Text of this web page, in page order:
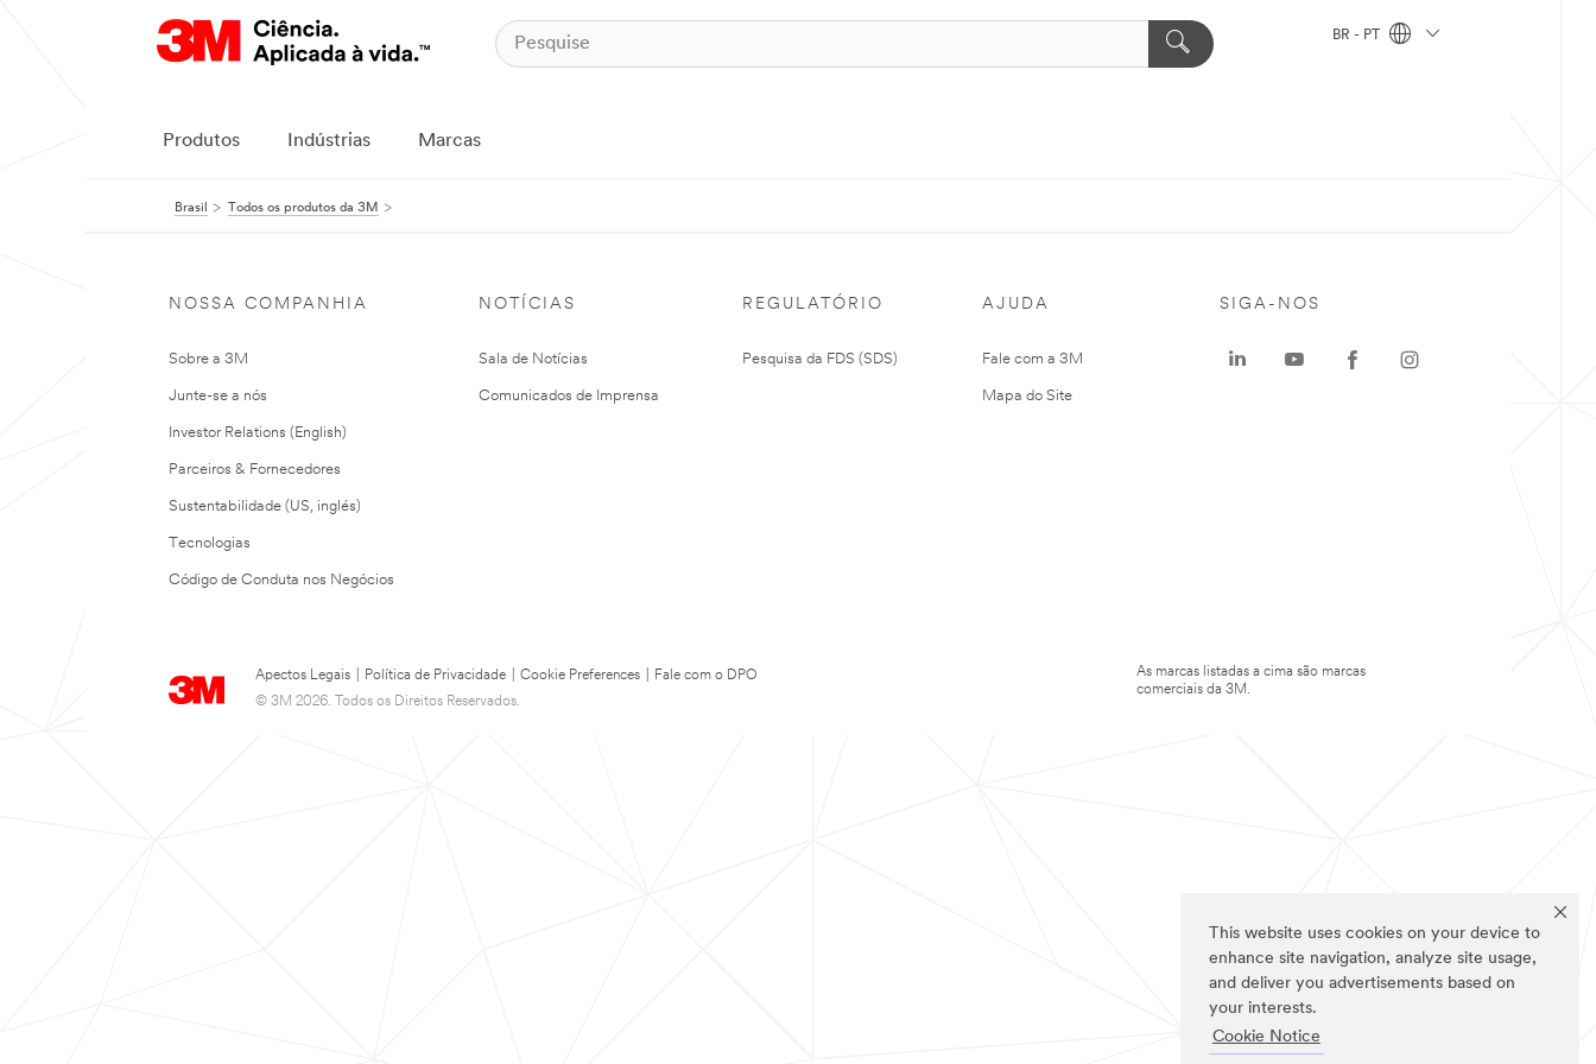
This website uses cookies on your device to
enhance site navigation, analyze site usage,
and deliver you advertisements based on
your interests.
Cookie Notice
BR - PT
Produtos Indústrias Marcas
Brasil Todos os produtos da 3M
NOSSA COMPANHIA
Sobre a 3M
Junte-se a nós
Investor Relations (English)
Parceiros & Fornecedores
Sustentabilidade (US, inglés)
Tecnologias
Código de Conduta nos Negócios
NOTÍCIAS
Sala de Notícias
Comunicados de Imprensa
REGULATÓRIO
Pesquisa da FDS (SDS)
AJUDA
Fale com a 3M
Mapa do Site
Apectos Legais Política de Privacidade Cookie Preferences
Fale com o DPO
© 3M 2026. Todos os Direitos Reservados.
SIGA-NOS
As marcas listadas a cima são marcas
comerciais da 3M.